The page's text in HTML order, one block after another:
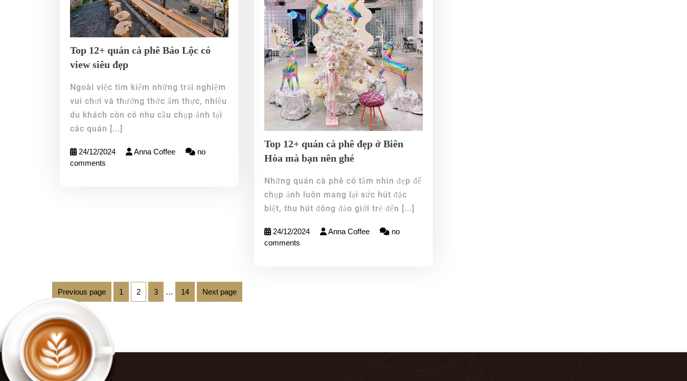
Top 12+ quán cà phê Bảo Lộc có
view siêu đẹp
Ngoài việc tìm kiếm những trải nghiệm
vui chơi và thưởng thức ẩm thực, nhiều
du khách còn có nhu cầu chụp ảnh tại
các quán [...]
24/12/2024 Anna Coffee
no
comments
Top 12+ quán cà phê đẹp ở Biên
Hòa mà bạn nên ghé
Những quán cà phê có tầm nhìn đẹp để
chụp ảnh luôn mang lại sức hút đặc
biệt, thu hút đông đảo giới trẻ đến [...]
24/12/2024 Anna Coffee
no
comments
Previous page 1 2 3 … 14 Next page